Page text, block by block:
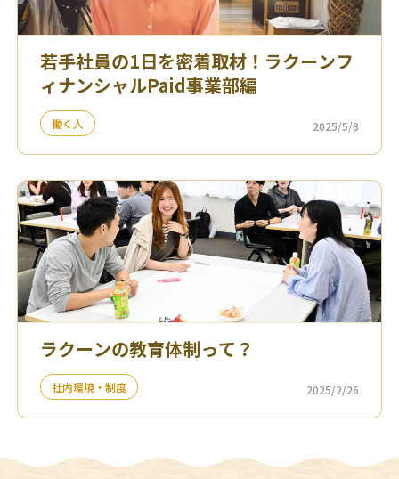
若手社員の1日を密着取材！ラクーンフ
ィナンシャルPaid事業部編
働く人 2025/5/8
ラクーンの教育体制って？
社内環境・制度 2025/2/26